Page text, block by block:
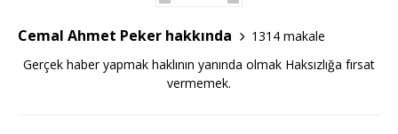
Cemal Ahmet Peker hakkında
1314 makale
Gerçek haber yapmak haklının yanında olmak Haksızlığa fırsat
vermemek.